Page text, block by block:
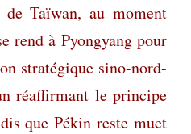
Taïwan, au moment
rend à Pyongyang pour
stratégique sino-nord-
réaffirmant le principe
que Pékin reste muet